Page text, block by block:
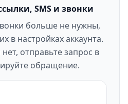
SMS и звонки
больше не нужны,
в настройках аккаунта.
отправьте запрос в
обращение.